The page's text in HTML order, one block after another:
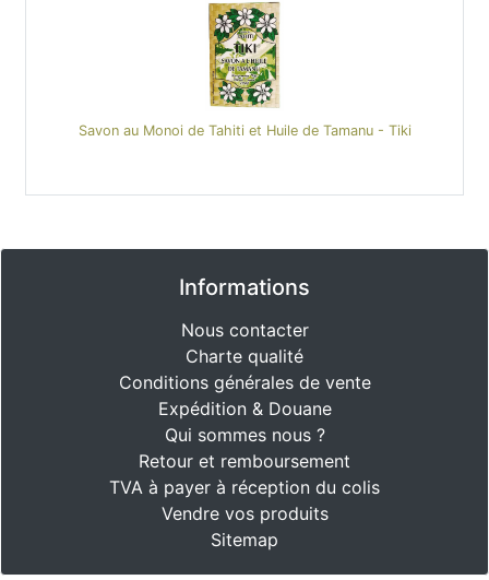
Savon au Monoi de Tahiti et Huile de Tamanu - Tiki
Informations
Nous contacter
Charte qualité
Conditions générales de vente
Expédition & Douane
Qui sommes nous ?
Retour et remboursement
TVA à payer à réception du colis
Vendre vos produits
Sitemap